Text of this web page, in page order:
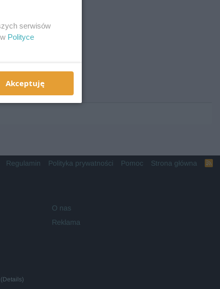
Regulamin Polityka prywatności Pomoc Strona główna
R
O nas
Reklama
Details)
serwisów
Polityce
Akceptuję